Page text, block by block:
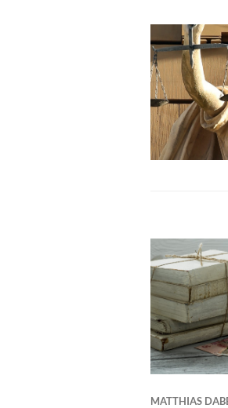
MATTHIAS